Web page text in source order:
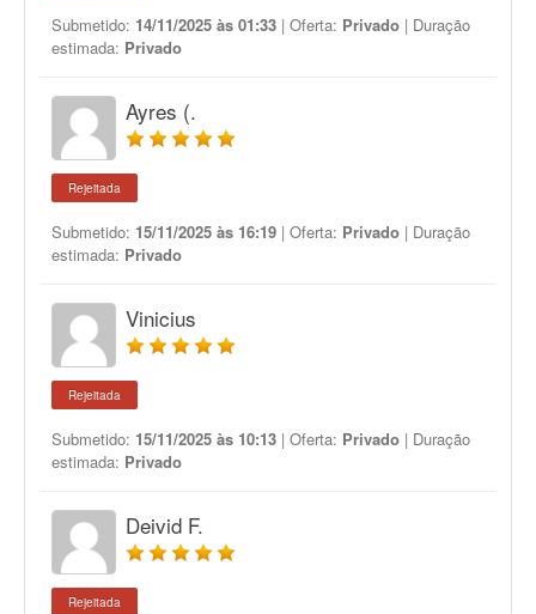
Submetido: 14/11/2025 às 01:33 | Oferta: Privado | Duração
estimada: Privado
Ayres (.
Rejeitada
Submetido: 15/11/2025 às 16:19 | Oferta: Privado | Duração
estimada: Privado
Vinicius
Rejeitada
Submetido: 15/11/2025 às 10:13 | Oferta: Privado | Duração
estimada: Privado
Deivid F.
Rejeitada